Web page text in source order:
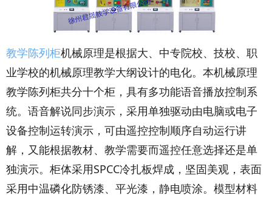
教学陈列柜机械原理是根据大、中专院校、技校、职
业学校的机械原理教学大纲设计的电化。本机械原理
教学陈列柜共分十个柜，具有多功能语音播放控制系
统。语音解说同步演示，采用单独驱动由电脑或电子
设备控制运转演示，可由遥控控制顺序自动运行讲
解，又能根据教材、教学需要而遥控任意选择还是单
独演示。柜体采用SPCC冷扎板焊成，坚固美观，表面
采用中温磷化防锈漆、平光漆，静电喷涂。模型材料